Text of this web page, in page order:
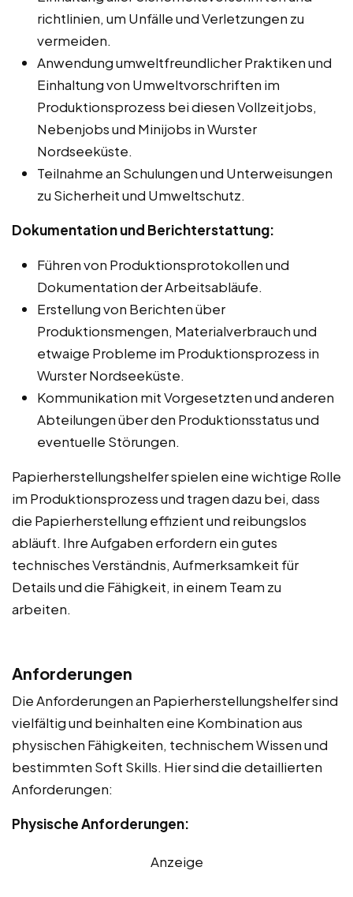
richtlinien, um Unfälle und Verletzungen zu
vermeiden.
Anwendung umweltfreundlicher Praktiken und
Einhaltung von Umweltvorschriften im
Produktionsprozess bei diesen Vollzeitjobs,
Nebenjobs und Minijobs in Wurster
Nordseeküste.
Teilnahme an Schulungen und Unterweisungen
zu Sicherheit und Umweltschutz.
Dokumentation und Berichterstattung:
Führen von Produktionsprotokollen und
Dokumentation der Arbeitsabläufe.
Erstellung von Berichten über
Produktionsmengen, Materialverbrauch und
etwaige Probleme im Produktionsprozess in
Wurster Nordseeküste.
Kommunikation mit Vorgesetzten und anderen
Abteilungen über den Produktionsstatus und
eventuelle Störungen.
Papierherstellungshelfer spielen eine wichtige Rolle
im Produktionsprozess und tragen dazu bei, dass
die Papierherstellung effizient und reibungslos
abläuft. Ihre Aufgaben erfordern ein gutes
technisches Verständnis, Aufmerksamkeit für
Details und die Fähigkeit, in einem Team zu
arbeiten.
Anforderungen
Die Anforderungen an Papierherstellungshelfer sind
vielfältig und beinhalten eine Kombination aus
physischen Fähigkeiten, technischem Wissen und
bestimmten Soft Skills. Hier sind die detaillierten
Anforderungen:
Physische Anforderungen:
Anzeige